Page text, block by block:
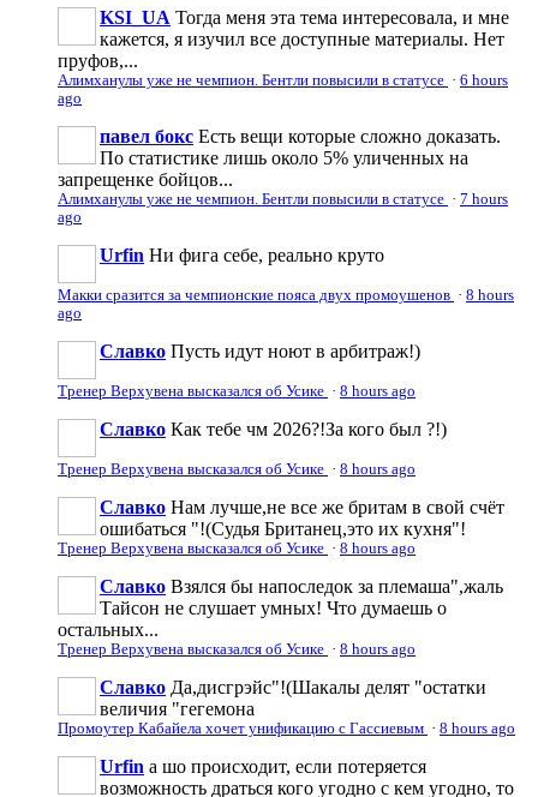
KSI_UA Тогда меня эта тема интересовала, и мне
кажется, я изучил все доступные материалы. Нет
пруфов,...
Алимханулы уже не чемпион. Бентли повысили в статусе · 6 hours
ago
павел бокс Есть вещи которые сложно доказать.
По статистике лишь около 5% уличенных на
запрещенке бойцов...
Алимханулы уже не чемпион. Бентли повысили в статусе · 7 hours
ago
Urfin Ни фига себе, реально круто
Макки сразится за чемпионские пояса двух промоушенов · 8 hours
ago
Славко Пусть идут ноют в арбитраж!)
Тренер Верхувена высказался об Усике · 8 hours ago
Славко Как тебе чм 2026?!За кого был ?!)
Тренер Верхувена высказался об Усике · 8 hours ago
Славко Нам лучше,не все же бритам в свой счёт
ошибаться "!(Судья Британец,это их кухня"!
Тренер Верхувена высказался об Усике · 8 hours ago
Славко Взялся бы напоследок за племаша",жаль
Тайсон не слушает умных! Что думаешь о
остальных...
Тренер Верхувена высказался об Усике · 8 hours ago
Славко Да,дисгрэйс"!(Шакалы делят "остатки
величия "гегемона
Промоутер Кабайела хочет унификацию с Гассиевым · 8 hours ago
Urfin а шо происходит, если потеряется
возможность драться кого угодно с кем угодно, то